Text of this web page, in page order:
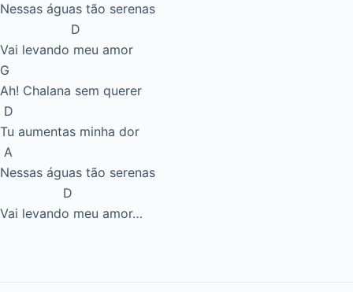
Nessas águas tão serenas
D
Vai levando meu amor
G
Ah! Chalana sem querer
D
Tu aumentas minha dor
A
Nessas águas tão serenas
D
Vai levando meu amor…